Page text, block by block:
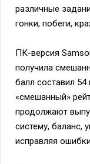
различные
гонки, побеги,
ПК-версия
получила
балл составил 54
«смешанный»
продолжают
систему, баланс,
исправляя ошибки.